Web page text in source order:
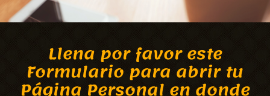
Llena por favor este
Formulario para abrir tu